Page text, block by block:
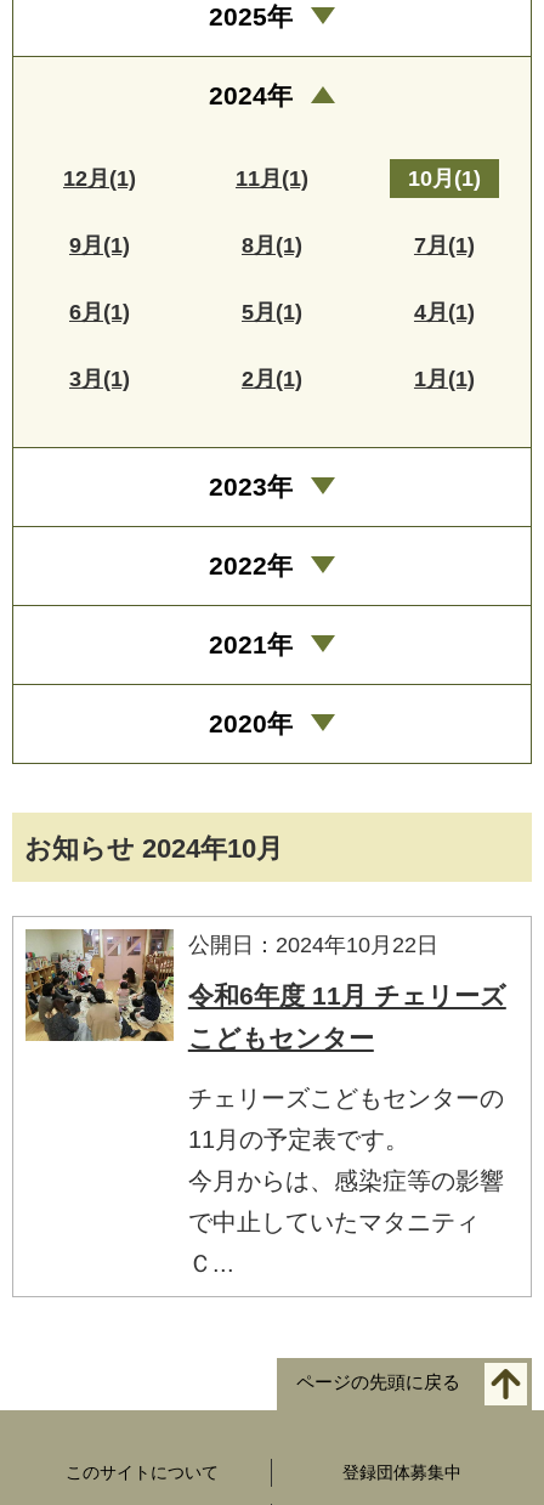
お知らせ 2024年10月
公開日：2024年10月22日
令和6年度 11月 チェリーズ
こどもセンター
チェリーズこどもセンターの
11月の予定表です。
今月からは、感染症等の影響
で中止していたマタニティ
Ｃ...
2025年
2024年
12月(1) 11月(1) 10月(1)
9月(1) 8月(1) 7月(1)
6月(1) 5月(1) 4月(1)
3月(1) 2月(1) 1月(1)
2023年
2022年
2021年
2020年
ページの先頭に戻る
このサイトについて 登録団体募集中